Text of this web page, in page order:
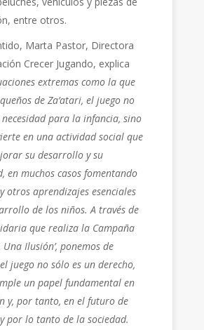
entre otros.
Marta Pastor, Directora
Crecer Jugando, explica
extremas como la que
de Za’atari, el juego no
para la infancia, sino
en una actividad social que
su desarrollo y su
en muchos casos fomentando
otros aprendizajes esenciales
de los niños. A través de
que realiza la Campaña
Una Ilusión’, ponemos de
juego no sólo es un derecho,
un papel fundamental en
y, por tanto, en el futuro de
por lo tanto de la sociedad.